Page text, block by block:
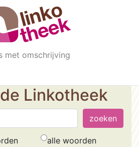
met omschrijving
Linkotheek
alle woorden